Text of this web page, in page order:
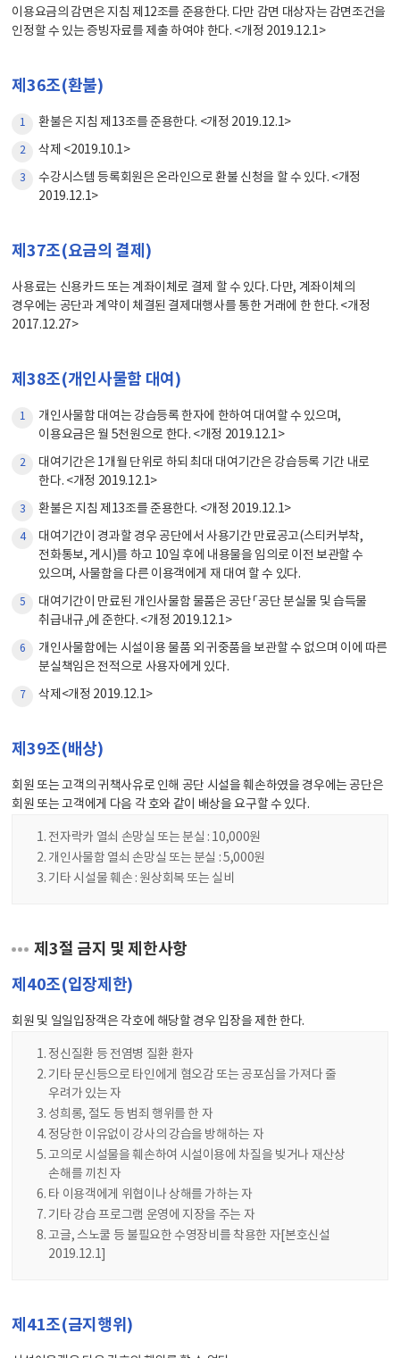
이용요금의 감면은 지침 제12조를 준용한다. 다만 감면 대상자는 감면조건을
인정할 수 있는 증빙자료를 제출 하여야 한다. <개정 2019.12.1>
제36조(환불)
1 환불은 지침 제13조를 준용한다. <개정 2019.12.1>
2 삭제 <2019.10.1>
3
수강시스템 등록회원은 온라인으로 환불 신청을 할 수 있다. <개정
2019.12.1>
제37조(요금의 결제)
사용료는 신용카드 또는 계좌이체로 결제 할 수 있다. 다만, 계좌이체의
경우에는 공단과 계약이 체결된 결제대행사를 통한 거래에 한 한다. <개정
2017.12.27>
제38조(개인사물함 대여)
1
개인사물함 대여는 강습등록 한자에 한하여 대여할 수 있으며,
이용요금은 월 5천원으로 한다. <개정 2019.12.1>
2
대여기간은 1개월 단위로 하되 최대 대여기간은 강습등록 기간 내로
한다. <개정 2019.12.1>
3 환불은 지침 제13조를 준용한다. <개정 2019.12.1>
4
대여기간이 경과할 경우 공단에서 사용기간 만료공고(스티커부착,
전화통보, 게시)를 하고 10일 후에 내용물을 임의로 이전 보관할 수
있으며, 사물함을 다른 이용객에게 재 대여 할 수 있다.
5
대여기간이 만료된 개인사물함 물품은 공단 「공단 분실물 및 습득물
취급내규」에 준한다. <개정 2019.12.1>
6
개인사물함에는 시설이용 물품 외 귀중품을 보관할 수 없으며 이에 따른
분실책임은 전적으로 사용자에게 있다.
7 삭제<개정 2019.12.1>
제39조(배상)
회원 또는 고객의 귀책사유로 인해 공단 시설을 훼손하였을 경우에는 공단은
회원 또는 고객에게 다음 각 호와 같이 배상을 요구할 수 있다.
전자락카 열쇠 손망실 또는 분실 : 10,000원
개인사물함 열쇠 손망실 또는 분실 : 5,000원
기타 시설물 훼손 : 원상회복 또는 실비
제3절 금지 및 제한사항
제40조(입장제한)
회원 및 일일입장객은 각호에 해당할 경우 입장을 제한 한다.
정신질환 등 전염병 질환 환자
기타 문신등으로 타인에게 혐오감 또는 공포심을 가져다 줄
우려가 있는 자
성희롱, 절도 등 범죄 행위를 한 자
정당한 이유없이 강사의 강습을 방해하는 자
고의로 시설물을 훼손하여 시설이용에 차질을 빚거나 재산상
손해를 끼친 자
타 이용객에게 위협이나 상해를 가하는 자
기타 강습 프로그램 운영에 지장을 주는 자
고글, 스노쿨 등 불필요한 수영장비를 착용한 자[본호신설
2019.12.1]
제41조(금지행위)